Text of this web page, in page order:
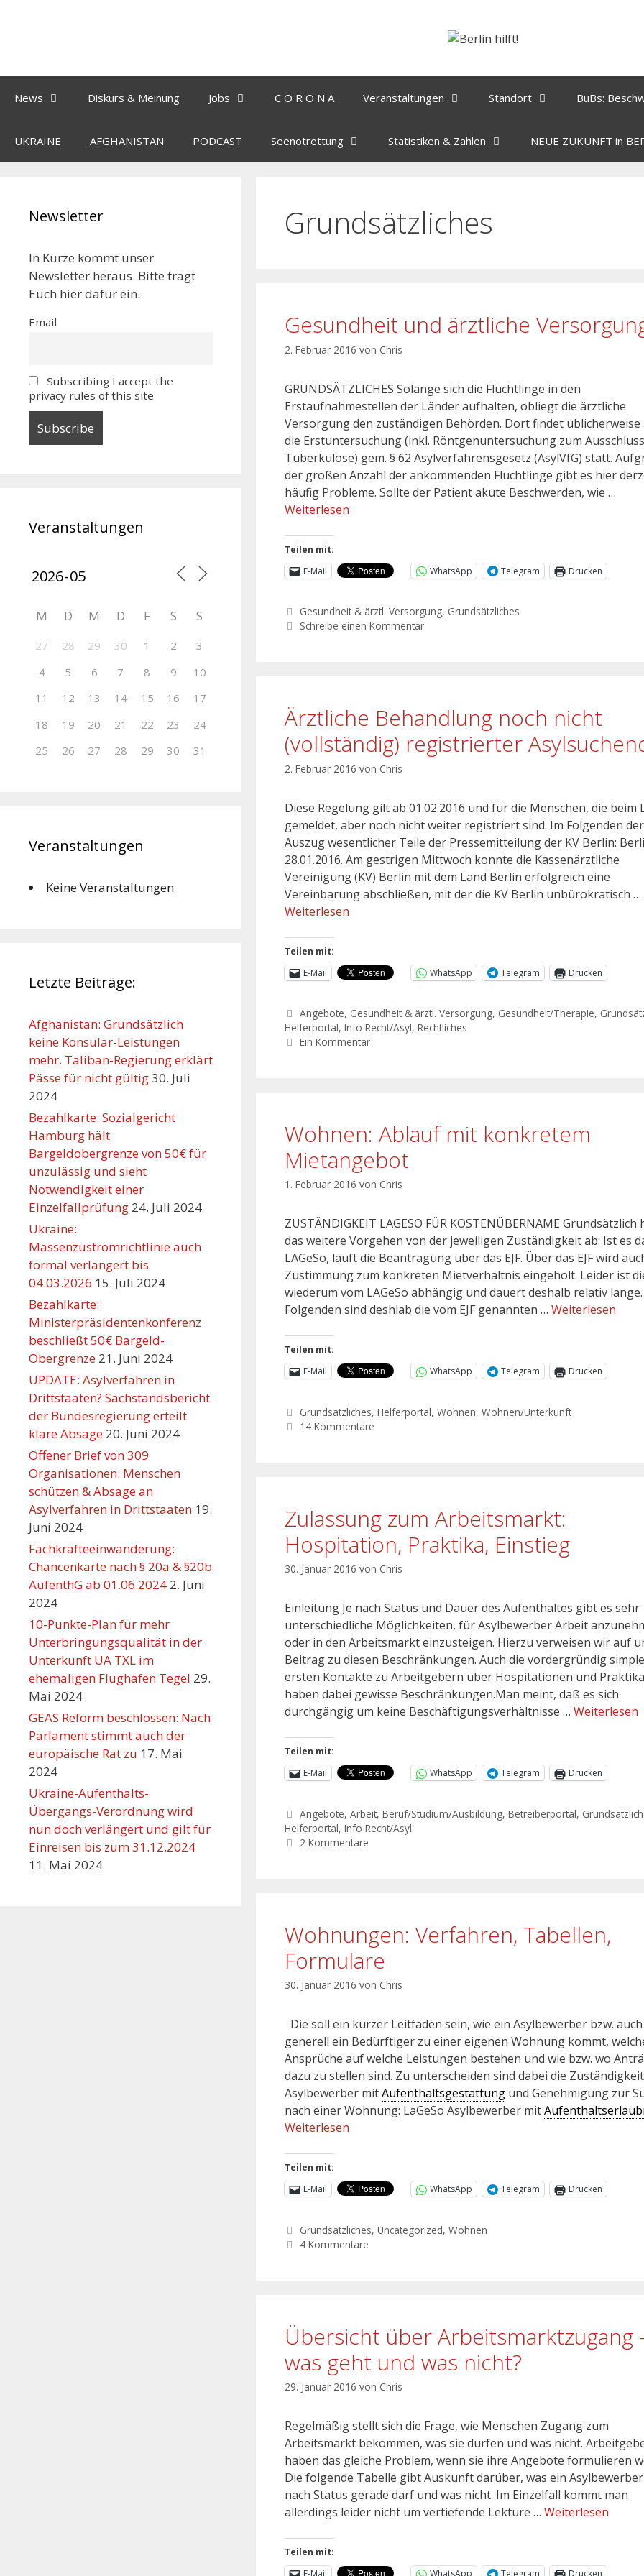
News Diskurs & Meinung Jobs C O R O N A Veranstaltungen Standort BuBs:
UKRAINE AFGHANISTAN PODCAST Seenotrettung Statistiken & Zahlen NEUE ZUKUNFT in
Grundsätzliches
Gesundheit und ärztliche
2. Februar 2016 von Chris
GRUNDSÄTZLICHES Solange sich die Flüchtlinge in den
Erstaufnahmestellen der Länder aufhalten, obliegt die ärztliche
Versorgung den zuständigen Behörden. Dort findet üblicherweise
die Erstuntersuchung (inkl. Röntgenuntersuchung zum
Tuberkulose) gem. § 62 Asylverfahrensgesetz (AsylVfG) statt.
der großen Anzahl der ankommenden Flüchtlinge gibt es hier
häufig Probleme. Sollte der Patient akute Beschwerden, wie …
Weiterlesen
Teilen mit:
E-Mail
WhatsApp Telegram Drucken
Gesundheit & ärztl. Versorgung, Grundsätzliches
Schreibe einen Kommentar
Ärztliche Behandlung noch nicht
(vollständig) registrierter
2. Februar 2016 von Chris
Diese Regelung gilt ab 01.02.2016 und für die Menschen, die beim
gemeldet, aber noch nicht weiter registriert sind. Im Folgenden der
Auszug wesentlicher Teile der Pressemitteilung der KV Berlin:
28.01.2016. Am gestrigen Mittwoch konnte die Kassenärztliche
Vereinigung (KV) Berlin mit dem Land Berlin erfolgreich eine
Vereinbarung abschließen, mit der die KV Berlin unbürokratisch …
Weiterlesen
Teilen mit:
E-Mail
WhatsApp Telegram Drucken
Angebote, Gesundheit & ärztl. Versorgung, Gesundheit/Therapie,
Helferportal, Info Recht/Asyl, Rechtliches
Ein Kommentar
Wohnen: Ablauf mit konkretem
Mietangebot
1. Februar 2016 von Chris
ZUSTÄNDIGKEIT LAGESO FÜR KOSTENÜBERNAME Grundsätzlich
das weitere Vorgehen von der jeweiligen Zuständigkeit ab: Ist es
LAGeSo, läuft die Beantragung über das EJF. Über das EJF wird
Zustimmung zum konkreten Mietverhältnis eingeholt. Leider ist
wiederum vom LAGeSo abhängig und dauert deshalb relativ
Folgenden sind deshlab die vom EJF genannten … Weiterlesen
Teilen mit:
E-Mail
WhatsApp Telegram Drucken
Grundsätzliches,Helferportal,Wohnen,Wohnen/Unterkunft
14 Kommentare
Zulassung zum Arbeitsmarkt:
Hospitation, Praktika, Einstieg
30. Januar 2016 von Chris
Einleitung Je nach Status und Dauer des Aufenthaltes gibt es sehr
unterschiedliche Möglichkeiten, für Asylbewerber Arbeit
oder in den Arbeitsmarkt einzusteigen. Hierzu verweisen wir auf
Beitrag zu diesen Beschränkungen. Auch die vordergründig
ersten Kontakte zu Arbeitgebern über Hospitationen und Praktika
haben dabei gewisse Beschränkungen.Man meint, daß es sich
durchgängig um keine Beschäftigungsverhältnisse … Weiterlesen
Teilen mit:
E-Mail
WhatsApp Telegram Drucken
Angebote,Arbeit,Beruf/Studium/Ausbildung,Betreiberportal,
Helferportal, Info Recht/Asyl
2 Kommentare
Wohnungen: Verfahren, Tabellen,
Formulare
30. Januar 2016 von Chris
Die soll ein kurzer Leitfaden sein, wie ein Asylbewerber bzw. auch
generell ein Bedürftiger zu einer eigenen Wohnung kommt,
Ansprüche auf welche Leistungen bestehen und wie bzw. wo
dazu zu stellen sind. Zu unterscheiden sind dabei die
Asylbewerber mitAufenthaltsgestattung und Genehmigung zur
nach einer Wohnung: LaGeSo Asylbewerber mit
Weiterlesen
Teilen mit:
E-Mail
WhatsApp Telegram Drucken
Grundsätzliches,Uncategorized,Wohnen
4 Kommentare
Übersicht über Arbeitsmarktzugang
was geht und was nicht?
29. Januar 2016 von Chris
Regelmäßig stellt sich die Frage, wie Menschen Zugang zum
Arbeitsmarkt bekommen, was sie dürfen und was nicht.
haben das gleiche Problem, wenn sie ihre Angebote formulieren
Die folgende Tabelle gibt Auskunft darüber, was ein
nach Status gerade darf und was nicht. Im Einzelfall kommt man
allerdings leider nicht um vertiefende Lektüre … Weiterlesen
Teilen mit:
Newsletter
In Kürze kommt unser
Newsletter heraus. Bitte tragt
Euch hier dafür ein.
Email
Subscribing I accept the
privacy rules of this site
Veranstaltungen
M D M D F S S
27 28 29 30 1 2
3
4
5 6 7 8 9
10
11
12 13 14 15 16
17
18
19 20 21 22 23
24
25
26 27 28 29 30 31
Veranstaltungen
Keine Veranstaltungen
Letzte Beiträge:
Afghanistan: Grundsätzlich
keine Konsular-Leistungen
mehr. Taliban-Regierung erklärt
Pässe für nicht gültig30. Juli
2024
Bezahlkarte: Sozialgericht
Hamburg hält
Bargeldobergrenze von 50€ für
unzulässig und sieht
Notwendigkeit einer
Einzelfallprüfung 24. Juli 2024
Ukraine:
Massenzustromrichtlinie auch
formal verlängert bis
04.03.2026 15. Juli 2024
Bezahlkarte:
Ministerpräsidentenkonferenz
beschließt 50€ Bargeld-
Obergrenze 21. Juni 2024
UPDATE: Asylverfahren in
Drittstaaten? Sachstandsbericht
der Bundesregierung erteilt
klare Absage 20. Juni 2024
Offener Brief von 309
Organisationen: Menschen
schützen & Absage an
Asylverfahren in Drittstaaten 19.
Juni 2024
Fachkräfteeinwanderung:
Chancenkarte nach § 20a & §20b
AufenthG ab 01.06.2024 2. Juni
2024
10-Punkte-Plan für mehr
Unterbringungsqualität in der
Unterkunft UA TXL im
ehemaligen Flughafen Tegel 29.
Mai 2024
GEAS Reform beschlossen: Nach
Parlament stimmt auch der
europäische Rat zu 17. Mai
2024
Ukraine-Aufenthalts-
Übergangs-Verordnung wird
nun doch verlängert und gilt für
Einreisen bis zum 31.12.2024
11. Mai 2024